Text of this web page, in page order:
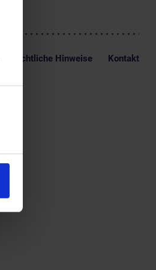
Rechtliche Hinweise Kontakt